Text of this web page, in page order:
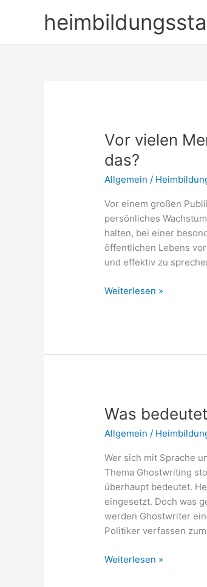
Vor vielen
das?
Allgemein /
Vor einem großen
persönliches
halten, bei einer
öffentlichen Lebens
und effektiv zu
Vor
Weiterlesen »
Was
Allgemein /
Wer sich mit Sprache
Thema Ghostwriting
überhaupt bedeutet.
eingesetzt. Doch was
werden Ghostwriter
Politiker verfassen
Was
Weiterlesen »